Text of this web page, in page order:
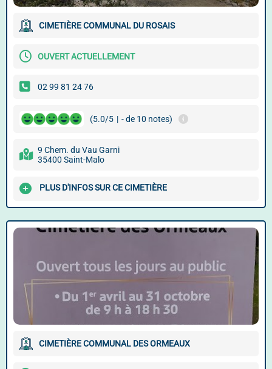
CIMETIÈRE COMMUNAL DU ROSAIS
OUVERT ACTUELLEMENT
02 99 81 24 76
(5.0/5 | - de 10 notes)
9 Chem. du Vau Garni
35400 Saint-Malo
PLUS D'INFOS SUR CE CIMETIÈRE
CIMETIÈRE COMMUNAL DES ORMEAUX